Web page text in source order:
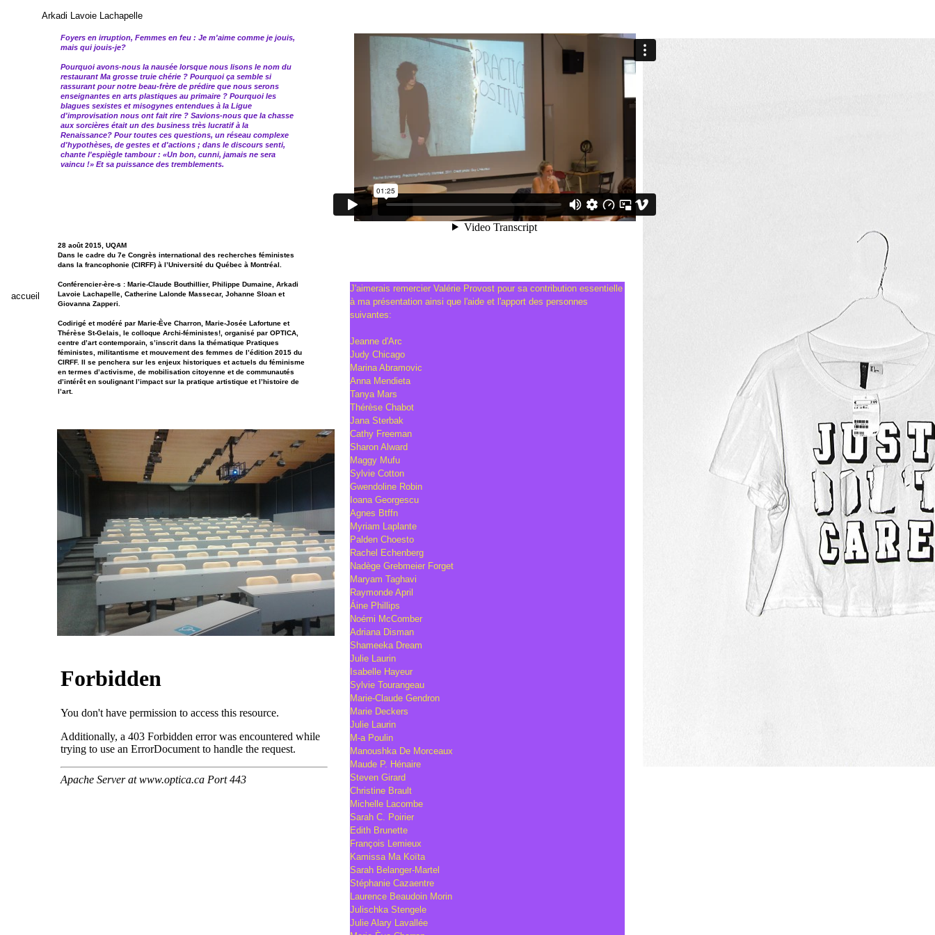
J'aimerais remercier Valérie Provost pour sa contribution essentielle
à ma présentation ainsi que l'aide et l'apport des personnes
suivantes:
Jeanne d'Arc
Judy Chicago
Marina Abramovic
Anna Mendieta
Tanya Mars
Thérèse Chabot
Jana Sterbak
Cathy Freeman
Sharon Alward
Maggy Mufu
Sylvie Cotton
Gwendoline Robin
Ioana Georgescu
Agnes Btffn
Myriam Laplante
Palden Choesto
Rachel Echenberg
Nadège Grebmeier Forget
Maryam Taghavi
Raymonde April
Áine Phillips
Noémi McComber
Adriana Disman
Shameeka Dream
Julie Laurin
Isabelle Hayeur
Sylvie Tourangeau
Marie-Claude Gendron
Marie Deckers
Julie Laurin
M-a Poulin
Manoushka De Morceaux
Maude P. Hénaire
Steven Girard
Christine Brault
Michelle Lacombe
Sarah C. Poirier
Edith Brunette
François Lemieux
Kamissa Ma Koïta
Sarah Belanger-Martel
Stéphanie Cazaentre
Laurence Beaudoin Morin
Julischka Stengele
Julie Alary Lavallée
Arkadi Lavoie Lachapelle
accueil
28 août 2015, UQAM
Dans le cadre du 7e Congrès international des recherches féministes
dans la francophonie (CIRFF) à l’Université du Québec à Montréal.
Conférencier-ère-s : Marie-Claude Bouthillier, Philippe Dumaine, Arkadi
Lavoie Lachapelle, Catherine Lalonde Massecar, Johanne Sloan et
Giovanna Zapperi.
Codirigé et modéré par Marie-Ève Charron, Marie-Josée Lafortune et
Thérèse St-Gelais, le colloque Archi-féministes!, organisé par OPTICA,
centre d’art contemporain, s’inscrit dans la thématique Pratiques
féministes, militantisme et mouvement des femmes de l’édition 2015 du
CIRFF. Il se penchera sur les enjeux historiques et actuels du féminisme
en termes d’activisme, de mobilisation citoyenne et de communautés
d’intérêt en soulignant l’impact sur la pratique artistique et l’histoire de
l’art.
Foyers en irruption, Femmes en feu : Je m'aime comme je jouis,
mais qui jouis-je?
Pourquoi avons-nous la nausée lorsque nous lisons le nom du
restaurant Ma grosse truie chérie ? Pourquoi ça semble si
rassurant pour notre beau-frère de prédire que nous serons
enseignantes en arts plastiques au primaire ? Pourquoi les
blagues sexistes et misogynes entendues à la Ligue
d'improvisation nous ont fait rire ? Savions-nous que la chasse
aux sorcières était un des business très lucratif à la
Renaissance? Pour toutes ces questions, un réseau complexe
d'hypothèses, de gestes et d'actions ; dans le discours senti,
chante l'espiègle tambour : «Un bon, cunni, jamais ne sera
vaincu !» Et sa puissance des tremblements.